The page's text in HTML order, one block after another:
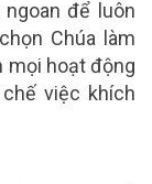
để luôn
Chúa làm
mọi hoạt động
việc khích